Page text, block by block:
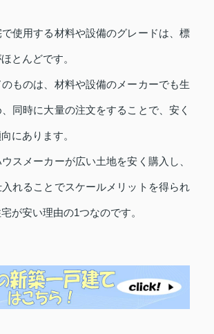
使用する材料や設備のグレードは、標
とんどです。
ものは、材料や設備のメーカーでも生
同時に大量の注文をすることで、安く
にあります。
スメーカーが広い土地を安く購入し、
れることでスケールメリットを得られ
が安い理由の1つなのです。